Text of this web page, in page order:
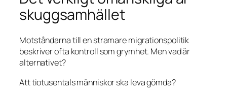
skuggsamhället
Motståndarna till en stramare migrationspolitik
beskriver ofta kontroll som grymhet. Men vad är
alternativet?
Att tiotusentals människor ska leva gömda?